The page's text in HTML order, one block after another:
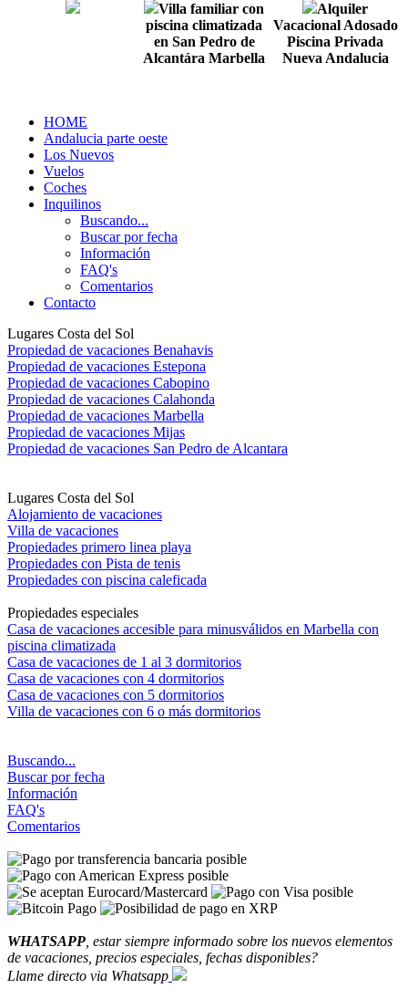
Villa familiar con
piscina climatizada
en San Pedro de
Alcantára Marbella
Alquiler
Vacacional Adosado
Piscina Privada
Nueva Andalucia
HOME
Andalucia parte oeste
Los Nuevos
Vuelos
Coches
Inquilinos
Buscando...
Buscar por fecha
Información
FAQ's
Comentarios
Contacto
Lugares Costa del Sol
Propiedad de vacaciones Benahavis
Propiedad de vacaciones Estepona
Propiedad de vacaciones Cabopino
Propiedad de vacaciones Calahonda
Propiedad de vacaciones Marbella
Propiedad de vacaciones Mijas
Propiedad de vacaciones San Pedro de Alcantara
Lugares Costa del Sol
Alojamiento de vacaciones
Villa de vacaciones
Propiedades primero linea playa
Propiedades con Pista de tenis
Propiedades con piscina caleficada
Propiedades especiales
Casa de vacaciones accesible para minusválidos en Marbella con
piscina climatizada
Casa de vacaciones de 1 al 3 dormitorios
Casa de vacaciones con 4 dormitorios
Casa de vacaciones con 5 dormitorios
Villa de vacaciones con 6 o más dormitorios
Buscando...
Buscar por fecha
Información
FAQ's
Comentarios
WHATSAPP , estar siempre informado sobre los nuevos elementos
de vacaciones, precios especiales, fechas disponibles?
Llame directo via Whatsapp